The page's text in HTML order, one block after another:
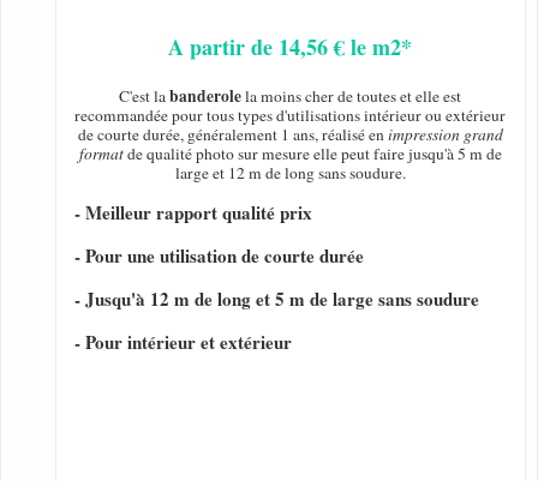
A partir de 14,56 € le m2*
C'est labanderolela moins cher de toutes et elle est
recommandée pour tous types d'utilisations intérieur ou extérieur
de courte durée, généralement 1 ans, réalisé enimpression grand
formatde qualité photo sur mesure elle peut faire jusqu'à 5 m de
large et 12 m de long sans soudure.
- Meilleur rapport qualité prix
- Pour une utilisation de courte durée
- Jusqu'à 12 m de long et 5 m de large sans soudure
- Pour intérieur et extérieur